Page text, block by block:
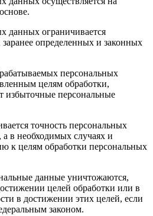
данных ограничивается
определенных и законных
персональных
целям обработки,
персональные
точность персональных
а в необходимых случаях и
к целям обработки персональных
данные уничтожаются,
целей обработки или в
в достижении этих целей, если
законом.